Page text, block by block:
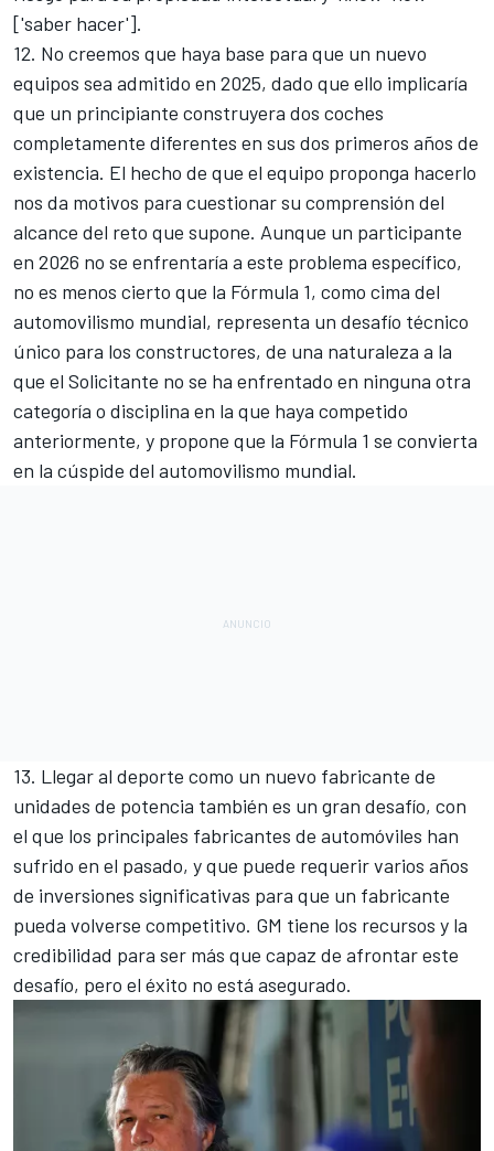
['saber hacer'].
12. No creemos que haya base para que un nuevo
equipos sea admitido en 2025, dado que ello implicaría
que un principiante construyera dos coches
completamente diferentes en sus dos primeros años de
existencia. El hecho de que el equipo proponga hacerlo
nos da motivos para cuestionar su comprensión del
alcance del reto que supone. Aunque un participante
en 2026 no se enfrentaría a este problema específico,
no es menos cierto que la Fórmula 1, como cima del
automovilismo mundial, representa un desafío técnico
único para los constructores, de una naturaleza a la
que el Solicitante no se ha enfrentado en ninguna otra
categoría o disciplina en la que haya competido
anteriormente, y propone que la Fórmula 1 se convierta
en la cúspide del automovilismo mundial.
13. Llegar al deporte como un nuevo fabricante de
unidades de potencia también es un gran desafío, con
el que los principales fabricantes de automóviles han
sufrido en el pasado, y que puede requerir varios años
de inversiones significativas para que un fabricante
pueda volverse competitivo. GM tiene los recursos y la
credibilidad para ser más que capaz de afrontar este
desafío, pero el éxito no está asegurado.